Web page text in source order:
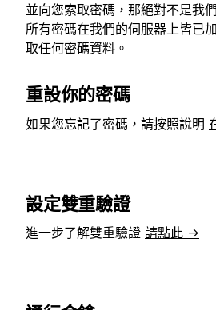
並向您索取密碼，那絕對不是我
所有密碼在我們的伺服器上皆已
取任何密碼資料。
重設你的密碼
如果您忘記了密碼，請按照說明
設定雙重驗證
進一步了解雙重驗證 請點此 →